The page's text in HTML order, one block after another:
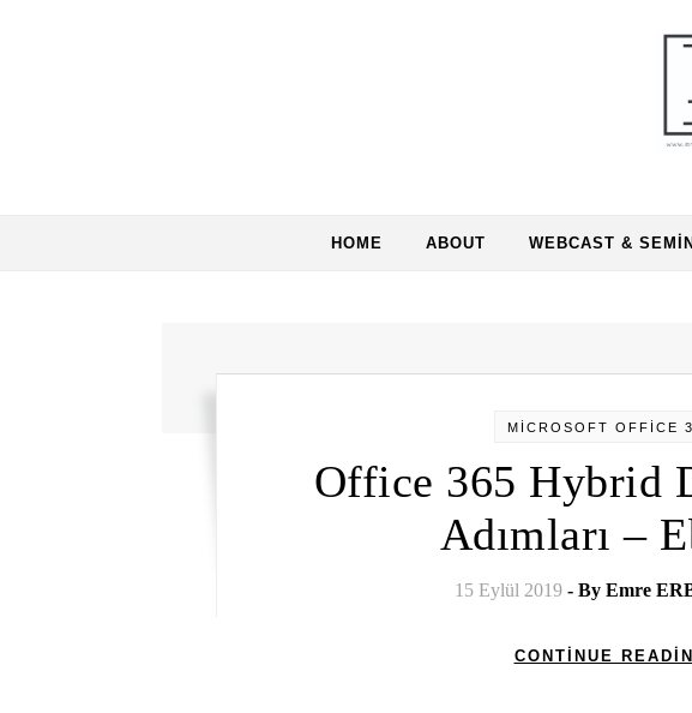
HOME ABOUT WEBCAST &
MİCROSOFT OFFİCE
Office 365 Hybrid
Adımları –
15 Eylül 2019 - By Emre
CONTINUE